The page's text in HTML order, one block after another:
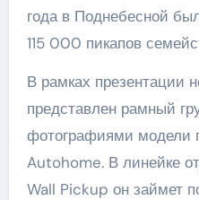
года в Поднебесной
115 000 пикапов
В рамках презентации
представлен рамный
фотографиями модели
Autohome. В линейке
Wall Pickup он займет